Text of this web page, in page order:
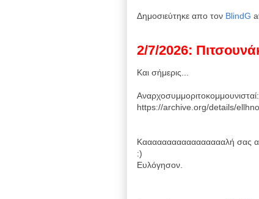
Δημοσιεύτηκε απο τον BlindG
2/7/2026:
Και σήμερις...
Αναρχοσυμμοριτοκομμουνισταί:
https://archive.org/details/
Καααααααααααααααααλή σας
:)
Ευλόγησον.